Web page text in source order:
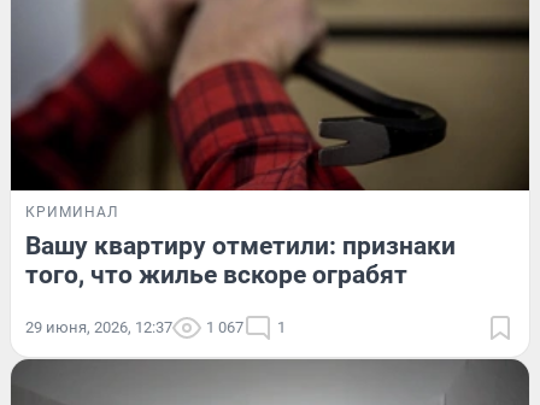
КРИМИНАЛ
Вашу квартиру отметили: признаки
того, что жилье вскоре ограбят
29 июня, 2026, 12:37 1 067 1